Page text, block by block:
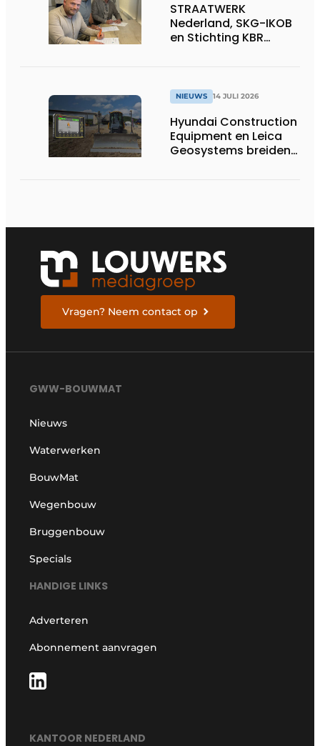
STRAATWERK
Nederland, SKG-IKOB
en Stichting KBR
voor één landelijke
kwaliteitsregeling
voor straatwerk
NIEUWS 14 JULI 2026
Hyundai Construction
Equipment en Leica
Geosystems breiden
Vragen? Neem contact op
GWW-BOUWMAT
Nieuws
Waterwerken
BouwMat
Wegenbouw
Bruggenbouw
Specials
HANDIGE LINKS
Adverteren
Abonnement aanvragen
KANTOOR NEDERLAND